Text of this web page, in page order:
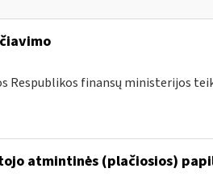
Respublikos finansų ministerijos
atmintinės (plačiosios)